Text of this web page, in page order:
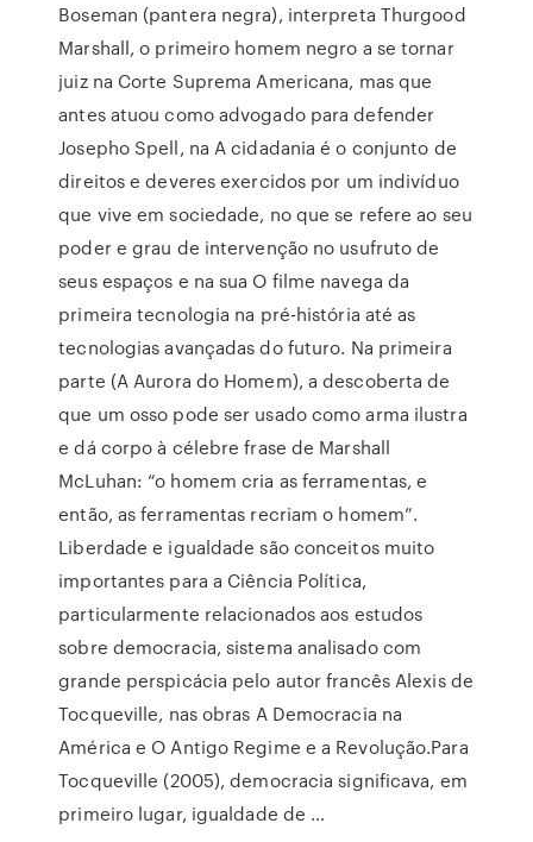
Boseman (pantera negra), interpreta Thurgood
Marshall, o primeiro homem negro a se tornar
juiz na Corte Suprema Americana, mas que
antes atuou como advogado para defender
Josepho Spell, na A cidadania é o conjunto de
direitos e deveres exercidos por um indivíduo
que vive em sociedade, no que se refere ao seu
poder e grau de intervenção no usufruto de
seus espaços e na sua O filme navega da
primeira tecnologia na pré-história até as
tecnologias avançadas do futuro. Na primeira
parte (A Aurora do Homem), a descoberta de
que um osso pode ser usado como arma ilustra
e dá corpo à célebre frase de Marshall
McLuhan: “o homem cria as ferramentas, e
então, as ferramentas recriam o homem”.
Liberdade e igualdade são conceitos muito
importantes para a Ciência Política,
particularmente relacionados aos estudos
sobre democracia, sistema analisado com
grande perspicácia pelo autor francês Alexis de
Tocqueville, nas obras A Democracia na
América e O Antigo Regime e a Revolução.Para
Tocqueville (2005), democracia significava, em
primeiro lugar, igualdade de …